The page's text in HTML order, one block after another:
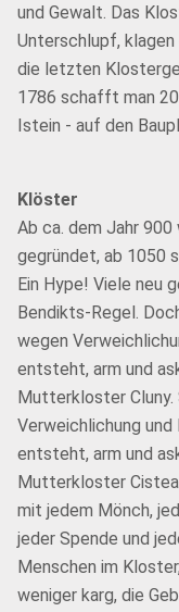
und Gewalt. Das
Unterschlupf,
die letzten
1786 schafft man
Istein - auf den
Klöster
Ab ca. dem Jahr
gegründet, ab 1050
Ein Hype! Viele neu
Bendikts-Regel.
wegen
entsteht, arm und
Mutterkloster Cluny.
Verweichlichung
entsteht, arm und
Mutterkloster
mit jedem Mönch,
jeder Spende und
Menschen im
weniger karg, die